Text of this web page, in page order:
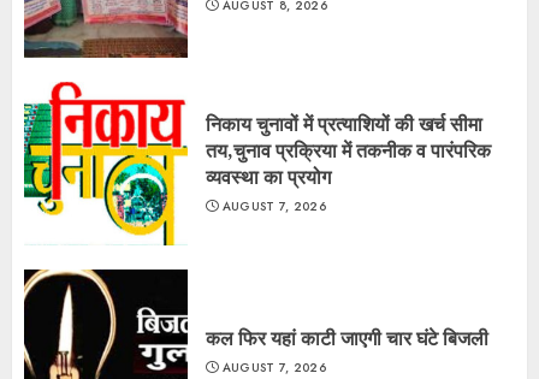
AUGUST 8, 2026
निकाय चुनावों में प्रत्याशियों की खर्च सीमा
तय,चुनाव प्रक्रिया में तकनीक व पारंपरिक
व्यवस्था का प्रयोग
AUGUST 7, 2026
कल फिर यहां काटी जाएगी चार घंटे बिजली
AUGUST 7, 2026